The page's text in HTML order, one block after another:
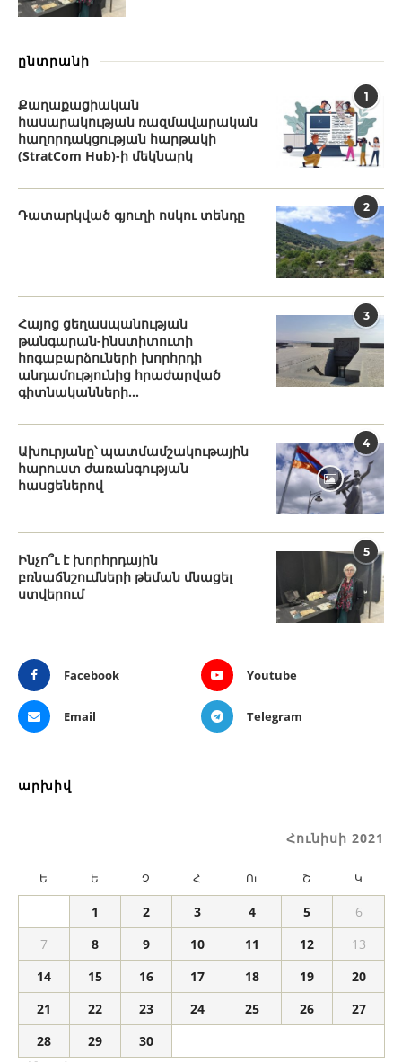
ընտրանի
1
Քաղաքացիական
հասարակության ռազմավարական
հաղորդակցության հարթակի
(StratCom Hub)-ի մեկնարկ
2
Դատարկված գյուղի ոսկու տենդը
3
Հայոց ցեղասպանության
թանգարան-ինստիտուտի
հոգաբարձուների խորհրդի
անդամությունից հրաժարված
գիտնականների...
4
Ախուրյանը՝ պատմամշակութային
հարուստ ժառանգության
հասցեներով
5
Ինչո՞ւ է խորհրդային
բռնաճնշումների թեման մնացել
ստվերում
Facebook Youtube
Email Telegram
արխիվ
Հունիսի 2021
Ե Ե Չ Հ Ու Շ Կ
1 2 3 4 5
6
7
8 9 10 11 12
13
14
15 16 17 18 19
20
21
22 23 24 25 26
27
28
29
30